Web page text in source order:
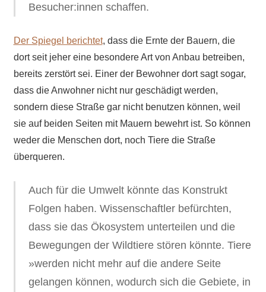
Besucher:innen schaffen.
Der Spiegel berichtet, dass die Ernte der Bauern, die
dort seit jeher eine besondere Art von Anbau betreiben,
bereits zerstört sei. Einer der Bewohner dort sagt sogar,
dass die Anwohner nicht nur geschädigt werden,
sondern diese Straße gar nicht benutzen können, weil
sie auf beiden Seiten mit Mauern bewehrt ist. So können
weder die Menschen dort, noch Tiere die Straße
überqueren.
Auch für die Umwelt könnte das Konstrukt
Folgen haben. Wissenschaftler befürchten,
dass sie das Ökosystem unterteilen und die
Bewegungen der Wildtiere stören könnte. Tiere
»werden nicht mehr auf die andere Seite
gelangen können, wodurch sich die Gebiete, in